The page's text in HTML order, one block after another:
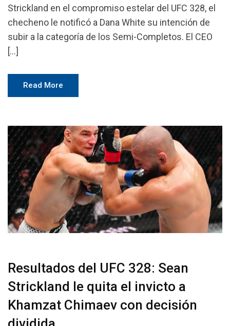
Strickland en el compromiso estelar del UFC 328, el
checheno le notificó a Dana White su intención de
subir a la categoría de los Semi-Completos. El CEO
[…]
Read More
Resultados del UFC 328: Sean
Strickland le quita el invicto a
Khamzat Chimaev con decisión